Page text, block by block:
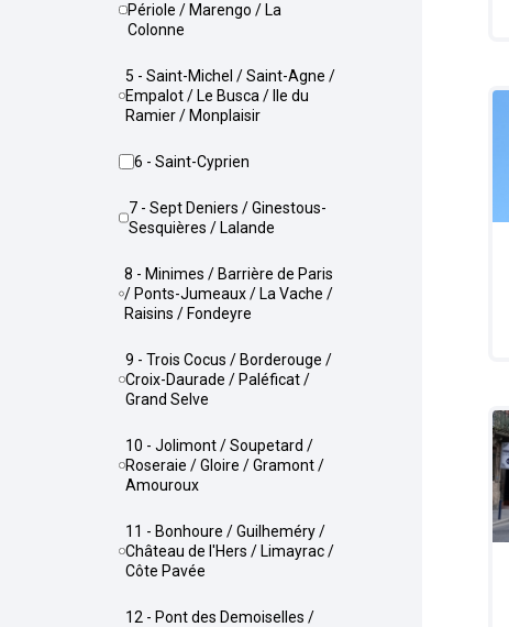
Périole / Marengo / La
Colonne
5 - Saint-Michel / Saint-Agne /
Empalot / Le Busca / Ile du
Ramier / Monplaisir
6 - Saint-Cyprien
7 - Sept Deniers / Ginestous-
Sesquières / Lalande
8 - Minimes / Barrière de Paris
/ Ponts-Jumeaux / La Vache /
Raisins / Fondeyre
9 - Trois Cocus / Borderouge /
Croix-Daurade / Paléficat /
Grand Selve
10 - Jolimont / Soupetard /
Roseraie / Gloire / Gramont /
Amouroux
11 - Bonhoure / Guilheméry /
Château de l'Hers / Limayrac /
Côte Pavée
12 - Pont des Demoiselles /